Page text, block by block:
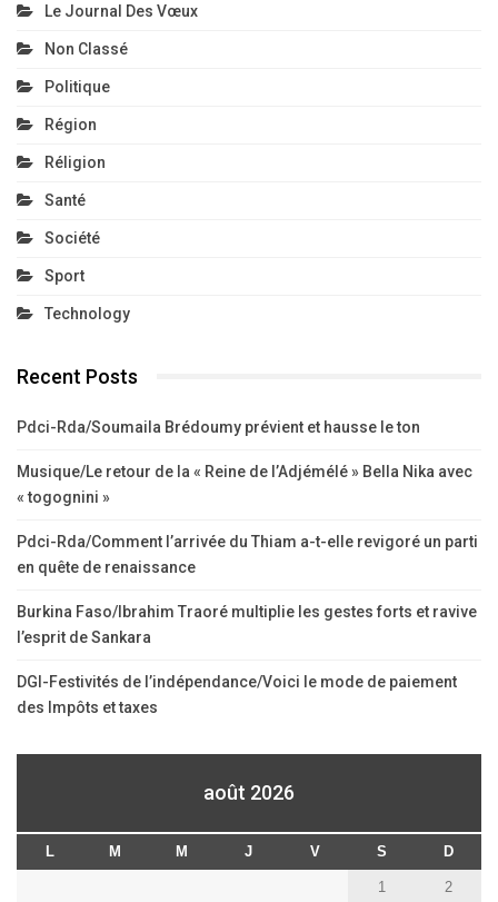
Le Journal Des Vœux
Non Classé
Politique
Région
Réligion
Santé
Société
Sport
Technology
Recent Posts
Pdci-Rda/Soumaila Brédoumy prévient et hausse le ton
Musique/Le retour de la « Reine de l’Adjémélé » Bella Nika avec
« togognini »
Pdci-Rda/Comment l’arrivée du Thiam a-t-elle revigoré un parti
en quête de renaissance
Burkina Faso/Ibrahim Traoré multiplie les gestes forts et ravive
l’esprit de Sankara
DGI-Festivités de l’indépendance/Voici le mode de paiement
des Impôts et taxes
août 2026
L M M J V S D
1 2